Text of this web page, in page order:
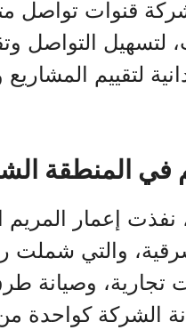
قنوات تواصل
لتسهيل التواصل
لتقييم
في المنطقة
إعمار المريم
والتي
وصيانة
الشركة